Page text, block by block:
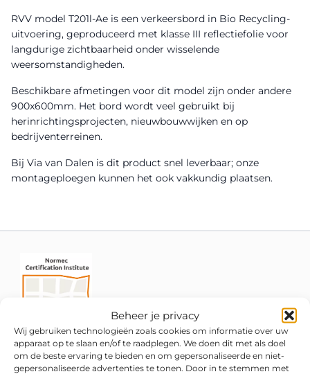
Beheer je privacy
Wij gebruiken technologieën zoals cookies om informatie over uw
apparaat op te slaan en/of te raadplegen. We doen dit met als doel
om de beste ervaring te bieden en om gepersonaliseerde en niet-
gepersonaliseerde advertenties te tonen. Door in te stemmen met
RVV model T201l-Ae is een verkeersbord in Bio Recycling-
uitvoering, geproduceerd met klasse III reflectiefolie voor
langdurige zichtbaarheid onder wisselende
weersomstandigheden.
Beschikbare afmetingen voor dit model zijn onder andere
900x600mm. Het bord wordt veel gebruikt bij
herinrichtingsprojecten, nieuwbouwwijken en op
bedrijventerreinen.
Bij Via van Dalen is dit product snel leverbaar; onze
montageploegen kunnen het ook vakkundig plaatsen.